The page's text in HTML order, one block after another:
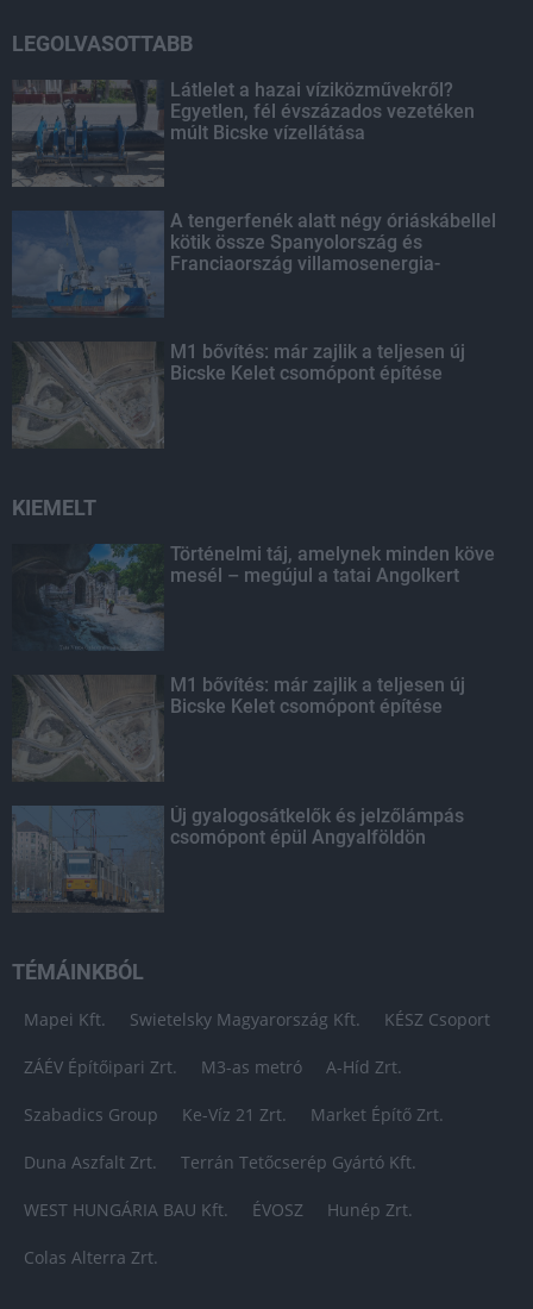
LEGOLVASOTTABB
Látlelet a hazai víziközművekről?
Egyetlen, fél évszázados vezetéken
múlt Bicske vízellátása
A tengerfenék alatt négy óriáskábellel
kötik össze Spanyolország és
Franciaország villamosenergia-
M1 bővítés: már zajlik a teljesen új
Bicske Kelet csomópont építése
KIEMELT
Történelmi táj, amelynek minden köve
mesél – megújul a tatai Angolkert
M1 bővítés: már zajlik a teljesen új
Bicske Kelet csomópont építése
Új gyalogosátkelők és jelzőlámpás
csomópont épül Angyalföldön
TÉMÁINKBÓL
Mapei Kft. Swietelsky Magyarország Kft. KÉSZ Csoport
ZÁÉV Építőipari Zrt. M3-as metró A-Híd Zrt.
Szabadics Group Ke-Víz 21 Zrt. Market Építő Zrt.
Duna Aszfalt Zrt. Terrán Tetőcserép Gyártó Kft.
WEST HUNGÁRIA BAU Kft. ÉVOSZ Hunép Zrt.
Colas Alterra Zrt.